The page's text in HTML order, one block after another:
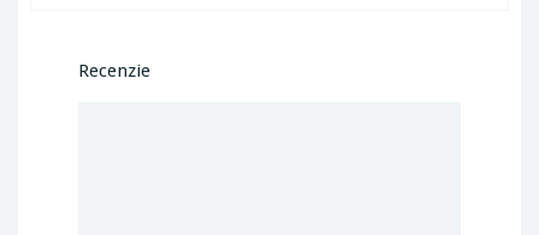
Recenzie